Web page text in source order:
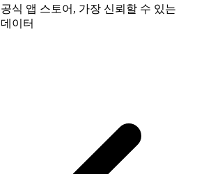
공식 앱 스토어, 가장 신뢰할 수 있는
데이터